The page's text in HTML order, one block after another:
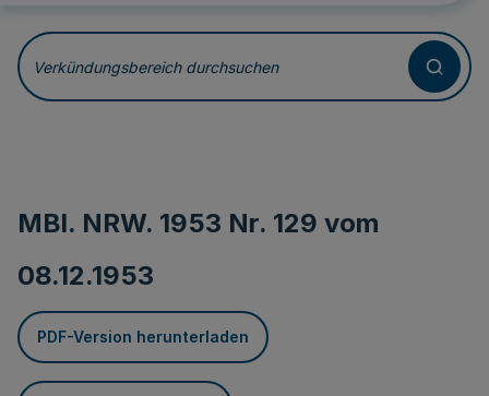
Verkündungsbereich durchsuchen
MBl. NRW. 1953 Nr. 129 vom
08.12.1953
PDF-Version herunterladen